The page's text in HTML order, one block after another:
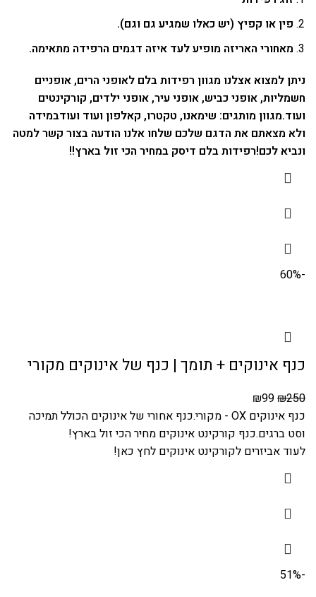
פין או קפיץ (יש כאלו שמגיע גם וגם).
מאחורי האריזה מופיע לעד איזה דגמים הרפידה מתאימה.
ניתן למצוא אצלנו מגוון רפידות בלם לאופני הרים, אופניים
חשמליות, אופני כביש, אופני עיר, אופני ילדים, קורקינטים
ועוד.מגוון מותגים: שימאנו, טקטרו, קאלפון ועוד ועודבמידה
ולא מצאתם את הדגם שלכם שלחו אלנו הודעה בצור קשר למטה
ונביא לכם!רפידות בלם דיסק במחיר הכי זול בארץ!!
-60%
כנף אינוקים + תומך | כנף של אינוקים מקורי
₪250
₪99
כנף אינוקים OX - מקורי.כנף אחורי של אינוקים הכולל תמיכה
וסט ברגים.כנף קורקינט אינוקים מחיר הכי זול בארץ!
לעוד אביזרים לקורקינט אינוקים לחץ כאן!
-51%